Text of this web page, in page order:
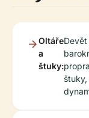
Oltáře
a
štuky: